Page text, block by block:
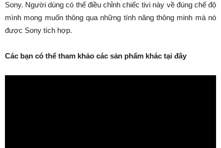
Sony. Người dùng có thể điều chỉnh chiếc tivi này về đúng chế độ
mình mong muốn thông qua những tính năng thông minh mà nó
được Sony tích hợp.
Các bạn có thể tham khảo các sản phẩm khác tại đây